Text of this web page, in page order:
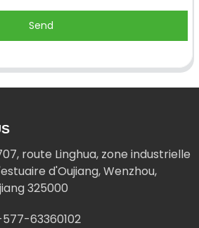
Send
route Linghua, zone industrielle
d'Oujiang, Wenzhou,
325000
63360102